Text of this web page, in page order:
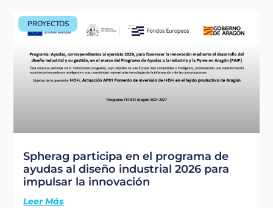
PROYECTOS
Spherag participa en el programa de
ayudas al diseño industrial 2026 para
impulsar la innovación
Leer Más